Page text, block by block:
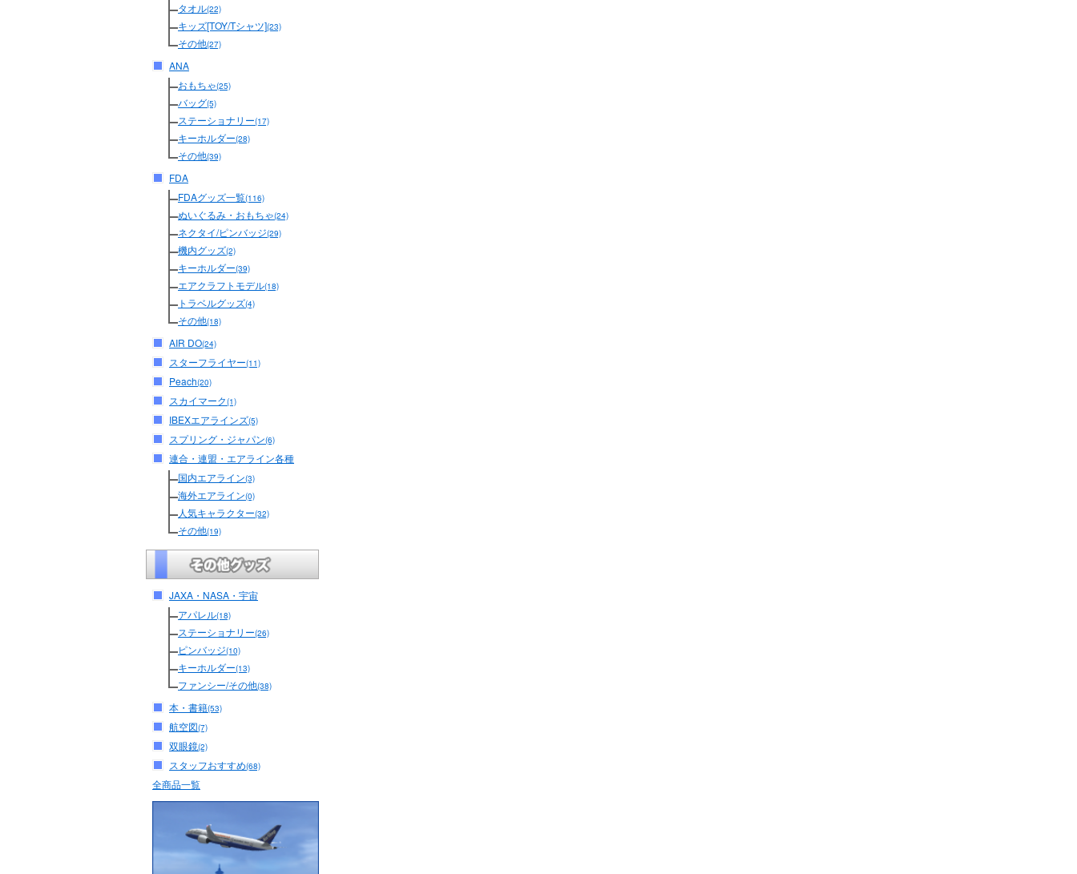
タオル(22)
キッズ[TOY/Tシャツ](23)
その他(27)
ANA
おもちゃ(25)
バッグ(5)
ステーショナリー(17)
キーホルダー(28)
その他(39)
FDA
FDAグッズ一覧(116)
ぬいぐるみ・おもちゃ(24)
ネクタイ/ピンバッジ(29)
機内グッズ(2)
キーホルダー(39)
エアクラフトモデル(18)
トラベルグッズ(4)
その他(18)
AIR DO(24)
スターフライヤー(11)
Peach(20)
スカイマーク(1)
IBEXエアラインズ(5)
スプリング・ジャパン(6)
連合・連盟・エアライン各種
国内エアライン(3)
海外エアライン(0)
人気キャラクター(32)
その他(19)
JAXA・NASA・宇宙
アパレル(18)
ステーショナリー(26)
ピンバッジ(10)
キーホルダー(13)
ファンシー/その他(38)
本・書籍(53)
航空図(7)
双眼鏡(2)
スタッフおすすめ(68)
全商品一覧